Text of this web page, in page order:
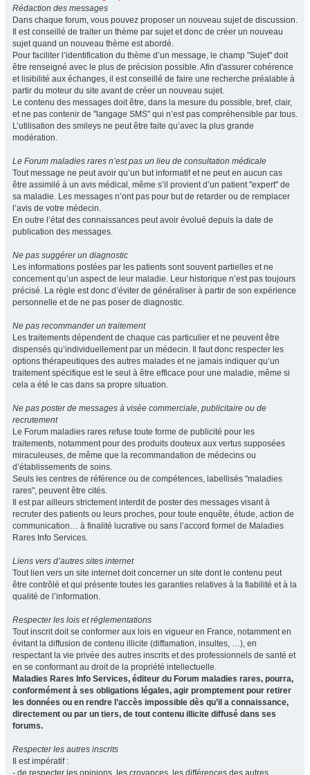
Rédaction des messages
Dans chaque forum, vous pouvez proposer un nouveau sujet de discussion.
Il est conseillé de traiter un thème par sujet et donc de créer un nouveau
sujet quand un nouveau thème est abordé.
Pour faciliter l’identification du thème d’un message, le champ "Sujet" doit
être renseigné avec le plus de précision possible. Afin d'assurer cohérence
et lisibilité aux échanges, il est conseillé de faire une recherche préalable à
partir du moteur du site avant de créer un nouveau sujet.
Le contenu des messages doit être, dans la mesure du possible, bref, clair,
et ne pas contenir de "langage SMS" qui n’est pas compréhensible par tous.
L’utilisation des smileys ne peut être faite qu’avec la plus grande
modération.
Le Forum maladies rares n’est pas un lieu de consultation médicale
Tout message ne peut avoir qu’un but informatif et ne peut en aucun cas
être assimilé à un avis médical, même s’il provient d’un patient "expert" de
sa maladie. Les messages n’ont pas pour but de retarder ou de remplacer
l’avis de votre médecin.
En outre l’état des connaissances peut avoir évolué depuis la date de
publication des messages.
Ne pas suggérer un diagnostic
Les informations postées par les patients sont souvent partielles et ne
concernent qu’un aspect de leur maladie. Leur historique n’est pas toujours
précisé. La règle est donc d’éviter de généraliser à partir de son expérience
personnelle et de ne pas poser de diagnostic.
Ne pas recommander un traitement
Les traitements dépendent de chaque cas particulier et ne peuvent être
dispensés qu’individuellement par un médecin. Il faut donc respecter les
options thérapeutiques des autres malades et ne jamais indiquer qu’un
traitement spécifique est le seul à être efficace pour une maladie, même si
cela a été le cas dans sa propre situation.
Ne pas poster de messages à visée commerciale, publicitaire ou de
recrutement
Le Forum maladies rares refuse toute forme de publicité pour les
traitements, notamment pour des produits douteux aux vertus supposées
miraculeuses, de même que la recommandation de médecins ou
d’établissements de soins.
Seuls les centres de référence ou de compétences, labellisés "maladies
rares", peuvent être cités.
Il est par ailleurs strictement interdit de poster des messages visant à
recruter des patients ou leurs proches, pour toute enquête, étude, action de
communication… à finalité lucrative ou sans l’accord formel de Maladies
Rares Info Services.
Liens vers d’autres sites internet
Tout lien vers un site internet doit concerner un site dont le contenu peut
être contrôlé et qui présente toutes les garanties relatives à la fiabilité et à la
qualité de l’information.
Respecter les lois et réglementations
Tout inscrit doit se conformer aux lois en vigueur en France, notamment en
évitant la diffusion de contenu illicite (diffamation, insultes, …), en
respectant la vie privée des autres inscrits et des professionnels de santé et
en se conformant au droit de la propriété intellectuelle.
Maladies Rares Info Services, éditeur du Forum maladies rares, pourra,
conformément à ses obligations légales, agir promptement pour retirer
les données ou en rendre l’accès impossible dès qu’il a connaissance,
directement ou par un tiers, de tout contenu illicite diffusé dans ses
forums.
Respecter les autres inscrits
Il est impératif :
- de respecter les opinions, les croyances, les différences des autres